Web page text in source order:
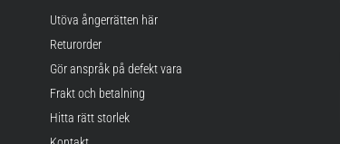
Utöva ångerrätten här
Returorder
Gör anspråk på defekt vara
Frakt och betalning
Hitta rätt storlek